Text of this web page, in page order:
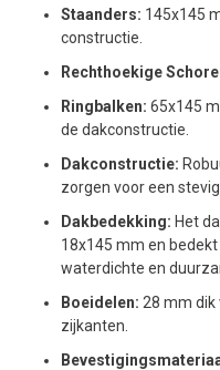
Staanders: 145x145
constructie.
Rechthoekige
Ringbalken: 65x145
de dakconstructie.
Dakconstructie:
zorgen voor een
Dakbedekking: Het
18x145 mm en
waterdichte en
Boeidelen: 28 mm
zijkanten.